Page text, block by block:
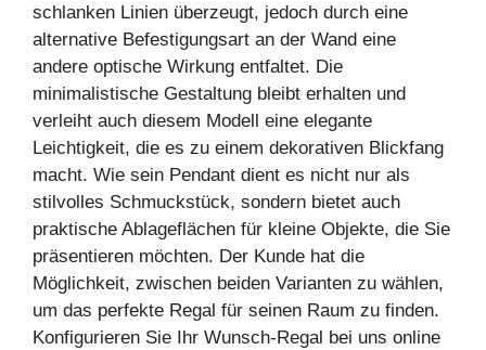
schlanken Linien überzeugt, jedoch durch eine
alternative Befestigungsart an der Wand eine
andere optische Wirkung entfaltet. Die
minimalistische Gestaltung bleibt erhalten und
verleiht auch diesem Modell eine elegante
Leichtigkeit, die es zu einem dekorativen Blickfang
macht. Wie sein Pendant dient es nicht nur als
stilvolles Schmuckstück, sondern bietet auch
praktische Ablageflächen für kleine Objekte, die Sie
präsentieren möchten. Der Kunde hat die
Möglichkeit, zwischen beiden Varianten zu wählen,
um das perfekte Regal für seinen Raum zu finden.
Konfigurieren Sie Ihr Wunsch-Regal bei uns online